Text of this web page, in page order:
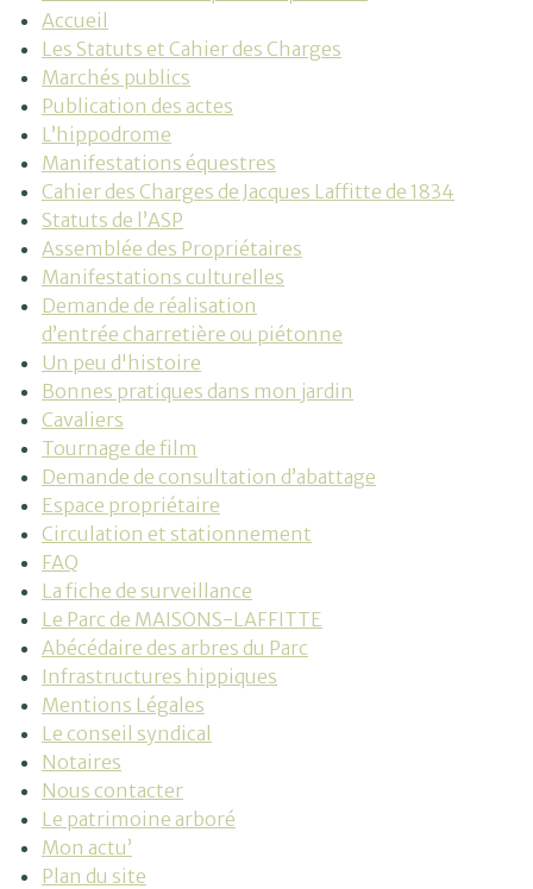
Accueil
Les Statuts et Cahier des Charges
Marchés publics
Publication des actes
L’hippodrome
Manifestations équestres
Cahier des Charges de Jacques Laffitte de 1834
Statuts de l’ASP
Assemblée des Propriétaires
Manifestations culturelles
Demande de réalisation
d’entrée charretière ou piétonne
Un peu d'histoire
Bonnes pratiques dans mon jardin
Cavaliers
Tournage de film
Demande de consultation d’abattage
Espace propriétaire
Circulation et stationnement
FAQ
La fiche de surveillance
Le Parc de MAISONS-LAFFITTE
Abécédaire des arbres du Parc
Infrastructures hippiques
Mentions Légales
Le conseil syndical
Notaires
Nous contacter
Le patrimoine arboré
Mon actu’
Plan du site